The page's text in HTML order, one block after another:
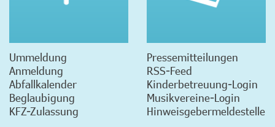
Ummeldung
Anmeldung
Abfallkalender
Beglaubigung
KFZ-Zulassung
Pressemitteilungen
RSS-Feed
Kinderbetreuung-Login
Musikvereine-Login
Hinweisgebermeldestelle